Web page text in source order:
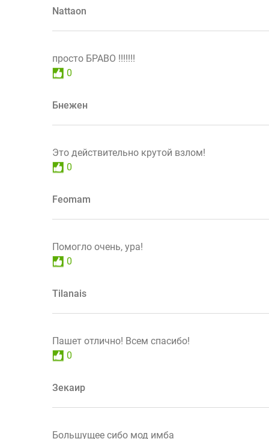
Nattaon
просто БРАВО !!!!!!!
0
Бнежен
Это действительно крутой взлом!
0
Feomam
Помогло очень, ура!
0
Tilanais
Пашет отлично! Всем спасибо!
0
Зекаир
Большущее сибо мод имба